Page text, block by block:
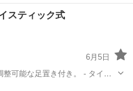
タイルに合わせて働ける♪ 虎ノ
ますよ！ ＼未経験スタ
員
スティック式
6月5日
な足置き付き。 - タイプ: